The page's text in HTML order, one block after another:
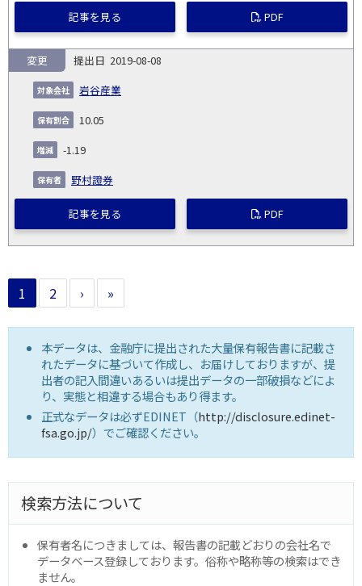
記事を見る PDF
2019-08-08
岩谷産業
変更
10.05
-1.19
野村證券
記事を見る PDF
1 2 › »
本データは、金融庁に提出された大量保有報告書に記載さ
れたデータに基づいて作成し、お届けしておりますが、提
出者の記入間違いあるいは提出データの一部破損などによ
り、実態と相違する場合もあり得ます。
正式なデータは必ずEDINET（http://disclosure.edinet-
fsa.go.jp/）でご確認ください。
検索方法について
保有者名につきましては、報告書の記載どおりの会社名で
データベース登録しております。俗称や略称等の検索はでき
ません。